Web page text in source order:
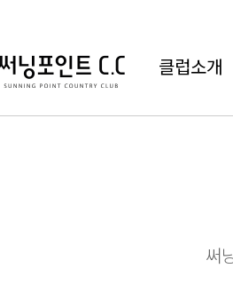
클럽소개
써